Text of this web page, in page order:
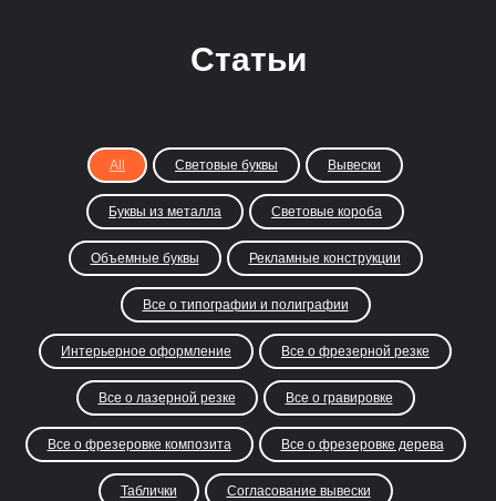
Статьи
All Световые буквы Вывески
Буквы из металла Световые короба
Объемные буквы Рекламные конструкции
Все о типографии и полиграфии
Интерьерное оформление Все о фрезерной резке
Все о лазерной резке Все о гравировке
Все о фрезеровке композита Все о фрезеровке дерева
Таблички Согласование вывески